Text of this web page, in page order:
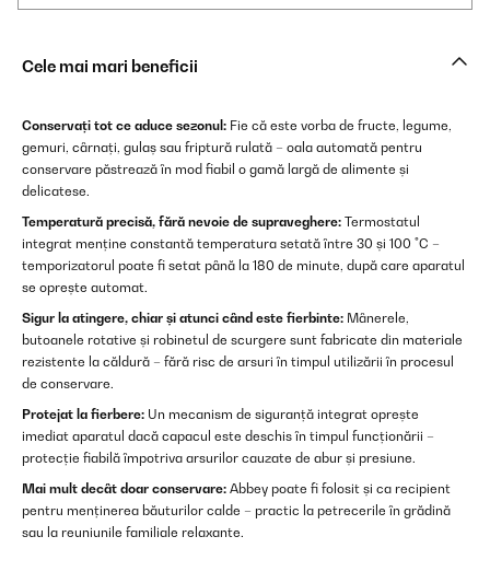
Cele mai mari beneficii
Conservați tot ce aduce sezonul: Fie că este vorba de fructe, legume,
gemuri, cârnați, gulaș sau friptură rulată – oala automată pentru
conservare păstrează în mod fiabil o gamă largă de alimente și
delicatese.
Temperatură precisă, fără nevoie de supraveghere: Termostatul
integrat menține constantă temperatura setată între 30 și 100 °C –
temporizatorul poate fi setat până la 180 de minute, după care aparatul
se oprește automat.
Sigur la atingere, chiar și atunci când este fierbinte: Mânerele,
butoanele rotative și robinetul de scurgere sunt fabricate din materiale
rezistente la căldură – fără risc de arsuri în timpul utilizării în procesul
de conservare.
Protejat la fierbere: Un mecanism de siguranță integrat oprește
imediat aparatul dacă capacul este deschis în timpul funcționării –
protecție fiabilă împotriva arsurilor cauzate de abur și presiune.
Mai mult decât doar conservare: Abbey poate fi folosit și ca recipient
pentru menținerea băuturilor calde – practic la petrecerile în grădină
sau la reuniunile familiale relaxante.